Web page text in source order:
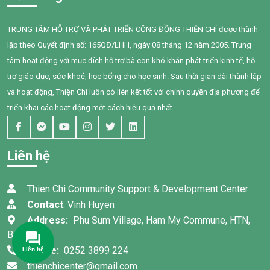
một năm can thiệp với sự
đồng hành tận tâm của các
cô giáo, sự kiên trì của gia
đình và nỗ lực không ngừng
của chính Bối, em đã có
những bước tiến đầy tự hào.
kiến thức về quản lý chi tiêu
trong gia đình cho 95 phụ nữ
tại xã Tân Thành,Hàm Thuận
Nam.
TRUNG TÂM HỖ TRỢ VÀ PHÁT TRIỂN CỘNG ĐỒNG THIỆN CHÍ được thành
lập theo Quyết định số: 165QĐ/LHH, ngày 08 tháng 12 năm 2005. Trung
tâm hoạt động với mục đích hỗ trợ bà con khó khăn phát triển kinh tế, hỗ
trợ giáo dục, sức khoẻ, học bổng cho học sinh. Sau thời gian dài thành lập
và hoạt động, Thiện Chí luôn có liên kết tốt với chính quyền địa phương để
triển khai các hoạt động một cách hiệu quả nhất.
Liên hệ
Thien Chi Community Support & Development Center
Contact: Vinh Huyen
Address: Phu Sum Village, Ham My Commune, HTN,
Binh Thuan
Phone: 0252 3899 224
thienchicenter@gmail.com